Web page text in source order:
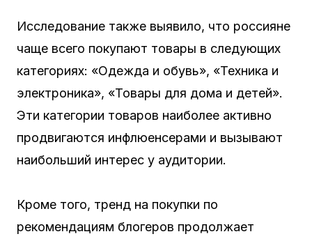
Исследование также выявило, что россияне
чаще всего покупают товары в следующих
категориях: «Одежда и обувь», «Техника и
электроника», «Товары для дома и детей».
Эти категории товаров наиболее активно
продвигаются инфлюенсерами и вызывают
наибольший интерес у аудитории.
Кроме того, тренд на покупки по
рекомендациям блогеров продолжает